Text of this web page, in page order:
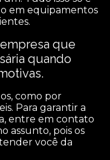
em equipamentos
que
quando
como por
Para garantir a
entre em contato
assunto, pois os
você da